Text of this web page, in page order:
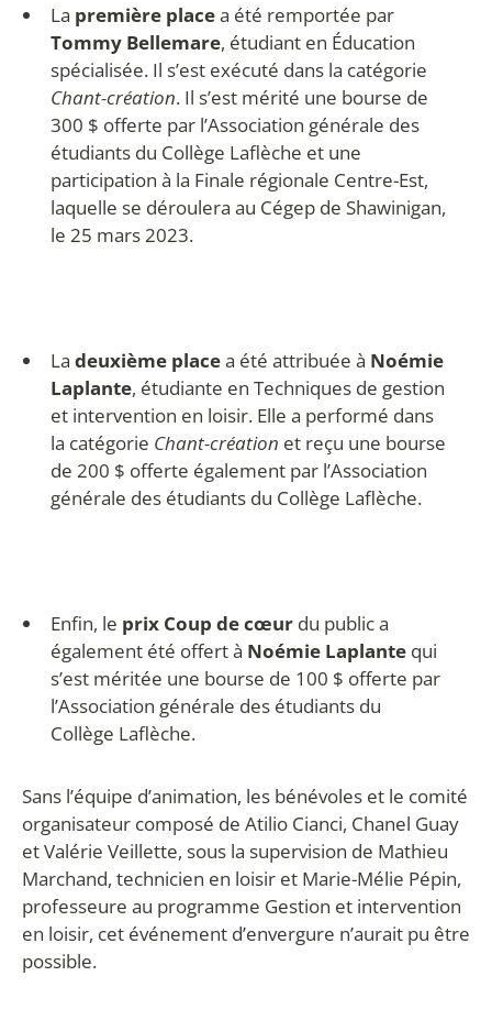
La première placea été remportée par
Tommy Bellemare, étudiant en Éducation
spécialisée. Il s’est exécuté dans la catégorie
Chant-création. Il s’est mérité une bourse de
300 $ offerte par l’Association générale des
étudiants du Collège Laflèche et une
participation à la Finale régionale Centre-Est,
laquelle se déroulera au Cégep de Shawinigan,
le 25 mars 2023.
La deuxième placea été attribuée à Noémie
Laplante, étudiante en Techniques de gestion
et intervention en loisir. Elle a performé dans
la catégorie Chant-création et reçu une bourse
de 200 $ offerte également par l’Association
générale des étudiants du Collège Laflèche.
Enfin, le prix Coup de cœur du public a
également été offert à Noémie Laplante qui
s’est méritée une bourse de 100 $ offerte par
l’Association générale des étudiants du
Collège Laflèche.
Sans l’équipe d’animation, les bénévoles et le comité
organisateur composé de Atilio Cianci, Chanel Guay
et Valérie Veillette, sous la supervision de Mathieu
Marchand, technicien en loisir et Marie-Mélie Pépin,
professeure au programme Gestion et intervention
en loisir, cet événement d’envergure n’aurait pu être
possible.